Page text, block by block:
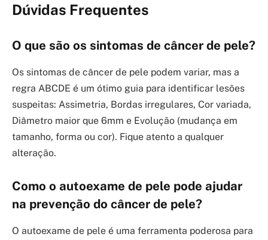
Dúvidas Frequentes
O que são os sintomas de câncer de pele?
Os sintomas de câncer de pele podem variar, mas a
regra ABCDE é um ótimo guia para identificar lesões
suspeitas: Assimetria, Bordas irregulares, Cor variada,
Diâmetro maior que 6mm e Evolução (mudança em
tamanho, forma ou cor). Fique atento a qualquer
alteração.
Como o autoexame de pele pode ajudar
na prevenção do câncer de pele?
O autoexame de pele é uma ferramenta poderosa para